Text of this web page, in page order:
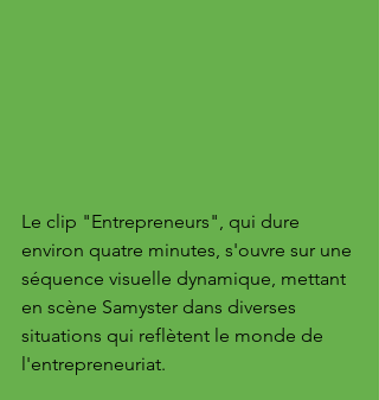
Le clip "Entrepreneurs", qui dure
environ quatre minutes, s'ouvre sur une
séquence visuelle dynamique, mettant
en scène Samyster dans diverses
situations qui reflètent le monde de
l'entrepreneuriat.